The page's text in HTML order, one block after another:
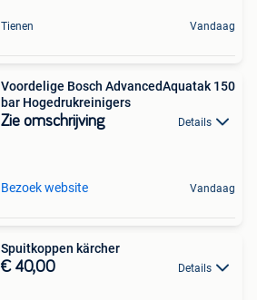
Tienen Vandaag
Voordelige Bosch AdvancedAquatak 150
bar Hogedrukreinigers
Zie omschrijving Details
Bezoek website Vandaag
Spuitkoppen kärcher
€ 40,00 Details